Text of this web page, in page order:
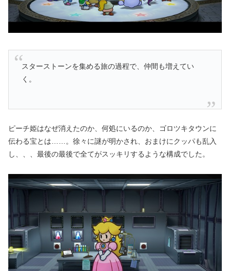
スターストーンを集める旅の過程で、仲間も増えてい
く。
ピーチ姫はなぜ消えたのか、何処にいるのか、ゴロツキタウンに
伝わる宝とは……。徐々に謎が明かされ、おまけにクッパも乱入
し、、、最後の最後で全てがスッキリするような構成でした。